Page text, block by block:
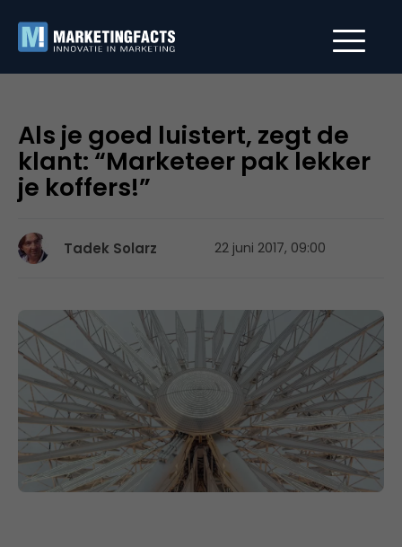
Als je goed luistert, zegt de
klant: “Marketeer pak lekker
je koffers!”
Tadek Solarz 22 juni 2017, 09:00